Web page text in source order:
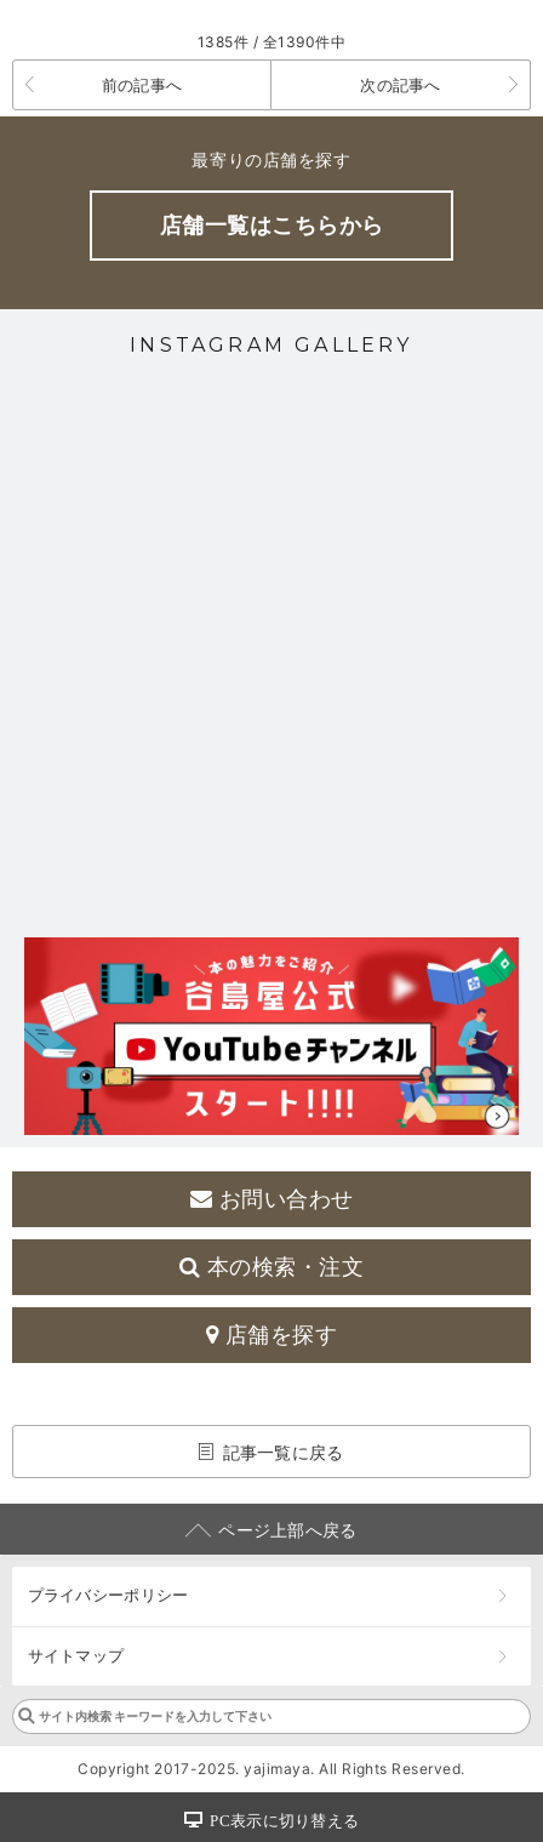
1385件 / 全1390件中
前の記事へ 次の記事へ
最寄りの店舗を探す
店舗一覧はこちらから
INSTAGRAM GALLERY
お問い合わせ
本の検索・注文
店舗を探す
記事一覧に戻る
ページ上部へ戻る
プライバシーポリシー
サイトマップ
Copyright 2017-2025. yajimaya. All Rights Reserved.
PC表示に切り替える